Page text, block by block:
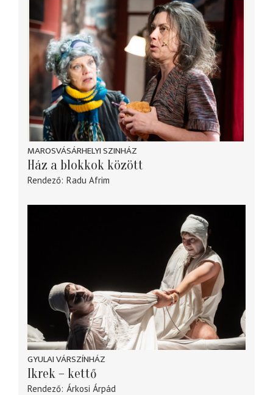
MAROSVÁSÁRHELYI SZINHÁZ
Ház a blokkok között
Rendező Radu Afrim
GYULAI VÁRSZÍNHÁZ
Ikrek – kettő
Rendező Árkosi Árpád